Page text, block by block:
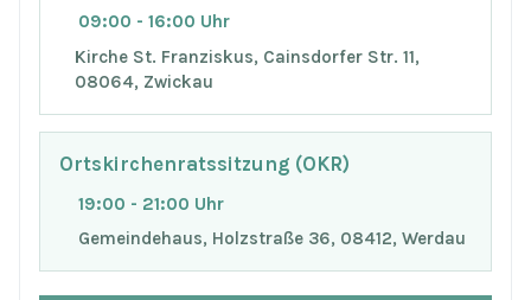
09:00 - 16:00 Uhr
Kirche St. Franziskus, Cainsdorfer Str. 11,
08064, Zwickau
Ortskirchenratssitzung (OKR)
19:00 - 21:00 Uhr
Gemeindehaus, Holzstraße 36, 08412, Werdau